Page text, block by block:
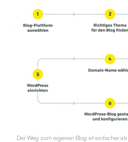
Der Weg zum eigenen Blog ist einfacher